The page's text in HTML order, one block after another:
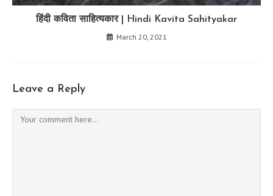
हिंदी कविता साहित्यकार | Hindi Kavita Sahityakar
March 20, 2021
Leave a Reply
Comment